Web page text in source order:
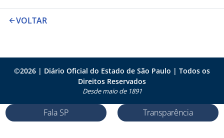
VOLTAR
©2026 | Diário Oficial do Estado de São Paulo | Todos os
Direitos Reservados
Desde maio de 1891
Fala SP Transparência